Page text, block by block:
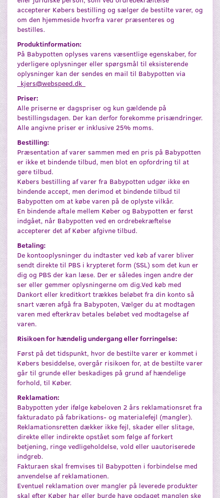
accepterer Købers bestilling og sælger de bestilte varer, og
om den hjemmeside hvorfra varer præsenteres og
bestilles.
Produktinformation:
På Babypotten oplyses varens væsentlige egenskaber, for
yderligere oplysninger eller spørgsmål til eksisterende
oplysninger kan der sendes en mail til Babypotten via
_kjers@webspeed.dk_
Priser:
Alle priserne er dagspriser og kun gældende på
bestillingsdagen. Der kan derfor forekomme prisændringer.
Alle angivne priser er inklusive 25% moms.
Bestilling:
Præsentation af varer sammen med en pris på Babypotten
er ikke et bindende tilbud, men blot en opfordring til at
gøre tilbud.
Købers bestilling af varer fra Babypotten udgør ikke en
bindende accept, men derimod et bindende tilbud til
Babypotten om at købe varen på de oplyste vilkår.
En bindende aftale mellem Køber og Babypotten er først
indgået, når Babypotten ved en ordrebekræftelse
accepterer det af Køber afgivne tilbud.
Betaling:
De kontooplysninger du indtaster ved køb af varer bliver
sendt direkte til PBS i krypteret form (SSL) som det kun er
dig og PBS der kan læse. Der er således ingen andre der
ser eller gemmer oplysningerne om dig.Ved køb med
Dankort eller kreditkort trækkes beløbet fra din konto så
snart væren afgå fra Babypoten, Vælger du at modtagen
varen med efterkrav betales beløbet ved modtagelse af
varen.
Risikoen for hændelig undergang eller forringelse:
Først på det tidspunkt, hvor de bestilte varer er kommet i
Købers besiddelse, overgår risikoen for, at de bestilte varer
går til grunde eller beskadiges på grund af hændelige
forhold, til Køber.
Reklamation:
Babypotten yder ifølge købeloven 2 års reklamationsret fra
fakturadato på fabrikations- og materialefejl (mangler).
Reklamationsretten dækker ikke fejl, skader eller slitage,
direkte eller indirekte opstået som følge af forkert
betjening, ringe vedligeholdelse, vold eller uautoriserede
indgreb.
Fakturaen skal fremvises til Babypotten i forbindelse med
anvendelse af reklamationen.
Eventuel reklamation over mangler på leverede produkter
skal efter Køber har eller burde have opdaget manglen ske